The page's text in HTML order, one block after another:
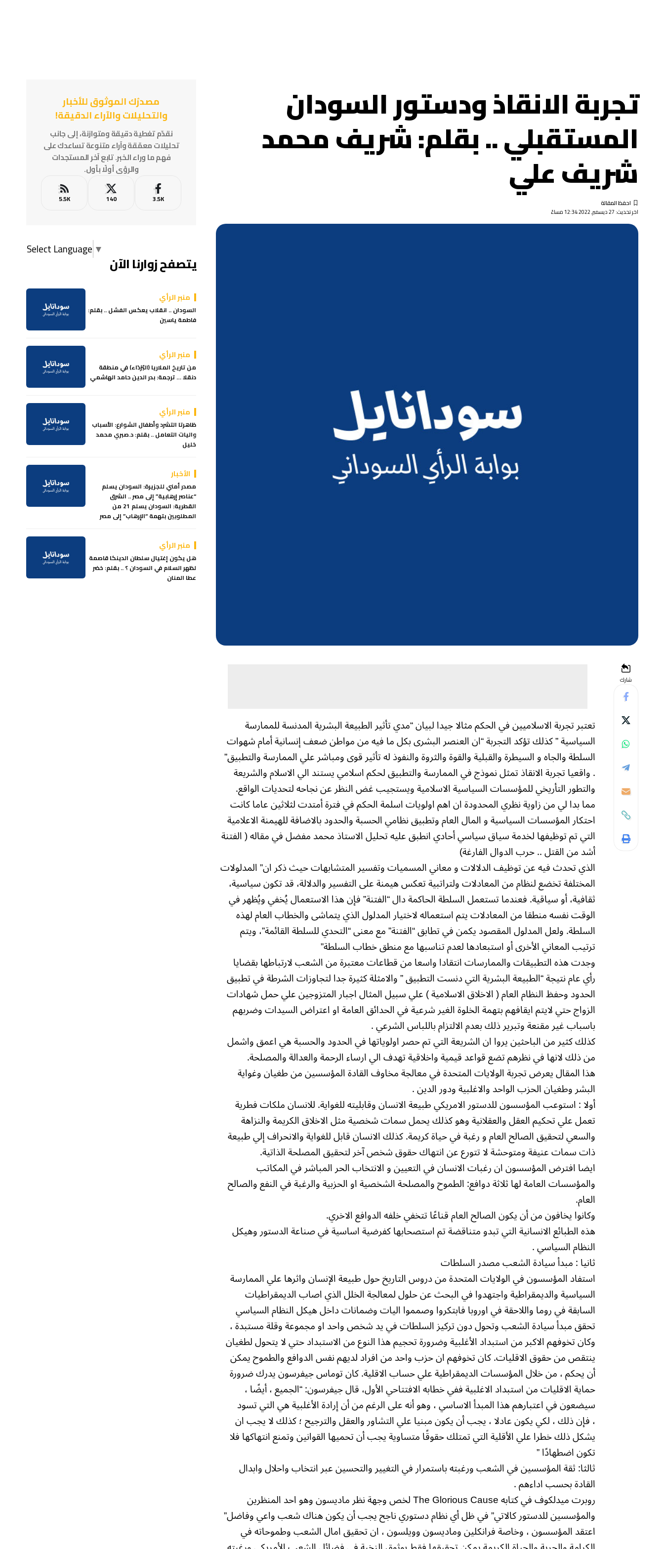
تجربة الانقاذ ودستور السودان
المستقبلي .. بقلم: شريف محمد
شريف علي
اخر تحديث: 27 ديسمبر, 2022 12:34 مساءً
شارك
تعتبر تجربة الاسلاميين في الحكم مثالا جيدا لبيان “مدي تأثير الطبيعة البشرية المدنسة للممارسة
السياسية ” كذلك تؤكد التجربة “ان العنصر البشرى بكل ما فيه من مواطن ضعف إنسانية أمام شهوات
السلطة والجاه و السيطرة والقبلية والقوة والثروة والنفوذ له تأثير قوى ومباشر علي الممارسة والتطبيق”
. واقعيا تجربة الانقاذ تمثل نموذج في الممارسة والتطبيق لحكم اسلامي يستند الي الاسلام والشريعة
والتطور التأريخي للمؤسسات السياسية الاسلامية ويستجيب غض النظر عن نجاحه لتحديات الواقع.
مما بدا لي من زاوية نظري المحدودة ان اهم اولويات اسلمة الحكم في فترة أمتدت لثلاثين عاما كانت
احتكار المؤسسات السياسية و المال العام وتطبيق نظامي الحسبة والحدود بالاضافة للهيمنة الاعلامية
التي تم توظيفها لخدمة سياق سياسي أحادي انطبق عليه تحليل الاستاذ محمد مفضل في مقاله ( الفتنة
أشد من القتل .. حرب الدوال الفارغة)
الذي تحدث فيه عن توظيف الدلالات و معاني المسميات وتفسير المتشابهات حيث ذكر ان” المدلولات
المختلفة تخضع لنظام من المعادلات ولتراتبية تعكس هيمنة على التفسير والدلالة، قد تكون سياسية،
ثقافية، أو سياقية. فعندما تستعمل السلطة الحاكمة دال “الفتنة” فإن هذا الاستعمال يُخفي ويُظهر في
الوقت نفسه منطقا من المعادلات يتم استعماله لاختيار المدلول الذي يتماشى والخطاب العام لهذه
السلطة. ولعل المدلول المقصود يكمن في تطابق “الفتنة” مع معنى “التحدي للسلطة القائمة”، ويتم
ترتيب المعاني الأخرى أو استبعادها لعدم تناسبها مع منطق خطاب السلطة”
وجدت هذه التطبيقات والممارسات انتقادا واسعا من قطاعات معتبرة من الشعب لارتباطها بقضايا
رأي عام نتيجة “الطبيعة البشرية التي دنست التطبيق ” والامثلة كثيرة جدا لتجاوزات الشرطة في تطبيق
الحدود وحفظ النظام العام ( الاخلاق الاسلامية ) علي سبيل المثال اجبار المتزوجين علي حمل شهادات
الزواج حتي لايتم ايقافهم بتهمة الخلوة الغير شرعية في الحدائق العامة او اعتراض السيدات وضربهم
باسباب غير مقنعة وتبرير ذلك بعدم الالتزام باللباس الشرعي .
كذلك كثير من الباحثين يروا ان الشريعة التي تم حصر اولوياتها في الحدود والحسبة هي اعمق واشمل
من ذلك لانها في نظرهم تضع قواعد قيمية واخلاقية تهدف الي ارساء الرحمة والعدالة والمصلحة.
هذا المقال يعرض تجربة الولايات المتحدة في معالجة مخاوف القادة المؤسسين من طغيان وغواية
البشر وطغيان الحزب الواحد والاغلبية ودور الدين .
أولا : استوعب المؤسسون للدستور الامريكي طبيعة الانسان وقابليته للغواية. للانسان ملكات فطرية
تعمل علي تحكيم العقل والعقلانية وهو كذلك يحمل سمات شخصية مثل الاخلاق الكريمة والنزاهة
والسعي لتحقيق الصالح العام و رغبة في حياة كريمة. كذلك الانسان قابل للغواية والانحراف إلي طبيعة
ذات سمات عنيفة ومتوحشة لا تتورع عن انتهاك حقوق شخص آخر لتحقيق المصلحة الذاتية.
ايضا افترض المؤسسون ان رغبات الانسان في التعيين و الانتخاب الحر المباشر في المكاتب
والمؤسسات العامة لها ثلاثة دوافع: الطموح والمصلحة الشخصية او الحزبية والرغبة في النفع والصالح
العام.
وكانوا يخافون من أن يكون الصالح العام قناعًا تتخفي خلفه الدوافع الاخري.
هذه الطبائع الانسانية التي تبدو متناقضة تم استصحابها كفرضية اساسية في صناعة الدستور وهيكل
النظام السياسي .
ثانيا : مبدأ سيادة الشعب مصدر السلطات
استفاد المؤسسون في الولايات المتحدة من دروس التاريخ حول طبيعة الإنسان واثرها علي الممارسة
السياسية والديمقراطية واجتهدوا في البحث عن حلول لمعالجة الخلل الذي اصاب الديمقراطيات
السابقة في روما واللاحقة في اوروبا فابتكروا وصمموا اليات وضمانات داخل هيكل النظام السياسي
تحقق مبدأ سيادة الشعب وتحول دون تركيز السلطات في يد شخص واحد او مجموعة وقلة مستبدة ،
وكان تخوفهم الاكبر من استبداد الأغلبية وضرورة تحجيم هذا النوع من الاستبداد حتي لا يتحول لطغيان
ينتقص من حقوق الاقليات. كان تخوفهم ان حزب واحد من افراد لديهم نفس الدوافع والطموح يمكن
أن يحكم ، من خلال المؤسسات الديمقراطية علي حساب الاقلية. كان توماس جيفرسون يدرك ضرورة
حماية الاقليات من استبداد الاغلبية ففي خطابه الافتتاحي الأول، قال جيفرسون: “الجميع ، أيضًا ،
سيضعون في اعتبارهم هذا المبدأ الاساسي ، وهو أنه على الرغم من أن إرادة الأغلبية هي التي تسود
، فإن ذلك ، لكي يكون عادلا ، يجب أن يكون مبنيا علي التشاور والعقل والترجيح ؛ كذلك لا يجب ان
يشكل ذلك خطرا علي الأقلية التي تمتلك حقوقًا متساوية يجب أن تحميها القوانين وتمنع انتهاكها فلا
تكون اضطهادًا ”
ثالثا: ثقة المؤسسين في الشعب ورغبته باستمرار في التغيير والتحسين عبر انتخاب واحلال وابدال
القادة بحسب اداءهم .
روبرت ميدلكوف في كتابه The Glorious Cause لخص وجهة نظر ماديسون وهو احد المنظرين
والمؤسسين للدستور كالاتي” في ظل أي نظام دستوري ناجح يجب أن يكون هناك شعب واعي وفاضل”
اعتقد المؤسسون ، وخاصة فرانكلين وماديسون وويلسون ، ان تحقيق امال الشعب وطموحاته في
مصدرُك الموثوق للأخبار
والتحليلات والآراء الدقيقة!
نقدّم تغطية دقيقة ومتوازنة، إلى جانب
تحليلات معمّقة وآراء متنوعة تساعدك على
فهم ما وراء الخبر. تابع آخر المستجدات
والرؤى أولًا بأول.
3.5K
140
5.5K
Select Language ▼
يتصفح زوارنا الآن
منبر الرأي
السودان .. انقلاب يعكس الفشل .. بقلم:
فاطمة ياسين
منبر الرأي
من تاريخ الملاريا (البُرَدَاء) في منطقة
دنقلا … ترجمة: بدر الدين حامد الهاشمي
منبر الرأي
ظاهرتا التشرد وأطفال الشوارع: الأسباب
واليات التعامل .. بقلم: د.صبري محمد
خليل
الأخبار
مصدر أمني للجزيرة: السودان يسلم
“عناصر إرهابية” إلى مصر .. الشرق
القطرية: السودان يسلم 21 من
المطلوبين بتهمة “الإرهاب” إلى مصر
منبر الرأي
هل يكون إغتيال سلطان الدينكا قاصمة
لظهر السلام في السودان ؟ .. بقلم: خضر
عطا المنان